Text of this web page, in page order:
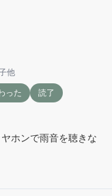
他
った
読了
ホンで雨音を聴きな